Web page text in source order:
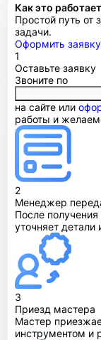
Как это работает
Простой путь от
задачи.
Оформить заявку
1
Оставьте заявку
Звоните по
на сайте или
работы и
2
Менеджер
После
уточняет детали
3
Приезд мастера
Мастер
инструментом и